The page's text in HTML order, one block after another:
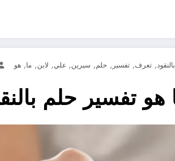
بالنقود, تعرف, تفسير , حلم, سيرين, علي, لابن, ما, هو
تفسير حلم